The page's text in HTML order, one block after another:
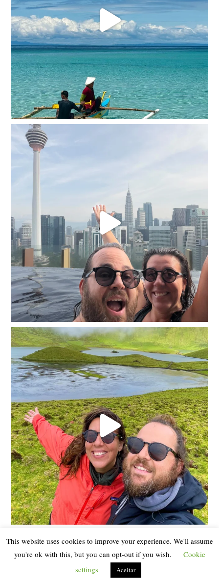
This website uses cookies to improve your experience. We'll assume
you're ok with this, but you can opt-out if you wish.
Cookie
settings
Aceitar